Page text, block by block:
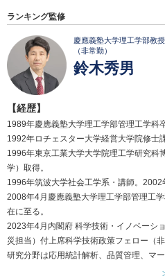
ランキング監修
慶應義塾大学理工学部教
（非常勤）
鈴木秀男
【経歴】
1989年慶應義塾大学理工学部管理工学科
1992年ロチェスター大学経営大学院修士
1996年東京工業大学大学院理工学研究科
学）取得。
1996年筑波大学社会工学系・講師。2002
2008年4月慶應義塾大学理工学部管理工
在に至る。
2023年4月内閣府 科学技術・イノベーシ
災担当）付上席科学技術政策フェロー（非
研究分野は応用統計解析、品質管理、マー